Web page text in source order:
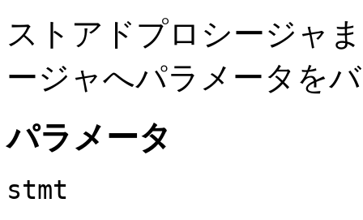
ストアドプロシージャ
ージャへパラメータを
パラメータ
stmt